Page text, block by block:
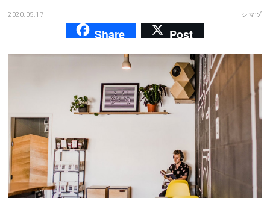
マッチングアプリ
ドキドキ
仕事とキャリア
2020.05.17 シマヅ
Share Post